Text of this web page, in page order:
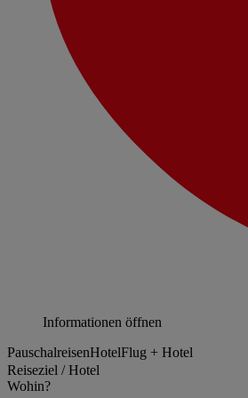
Informationen öffnen
PauschalreisenHotelFlug + Hotel
Reiseziel / Hotel
Wohin?